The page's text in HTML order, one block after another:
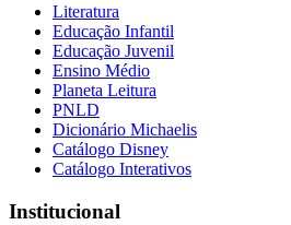
Literatura
Educação Infantil
Educação Juvenil
Ensino Médio
Planeta Leitura
PNLD
Dicionário Michaelis
Catálogo Disney
Catálogo Interativos
Institucional